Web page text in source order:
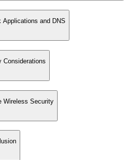
and DNS
Wireless Security